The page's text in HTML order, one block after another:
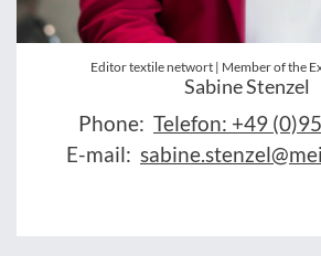
Editor textile networt | Member of the
Sabine Stenzel
Phone: Telefon: +49
E-mail: